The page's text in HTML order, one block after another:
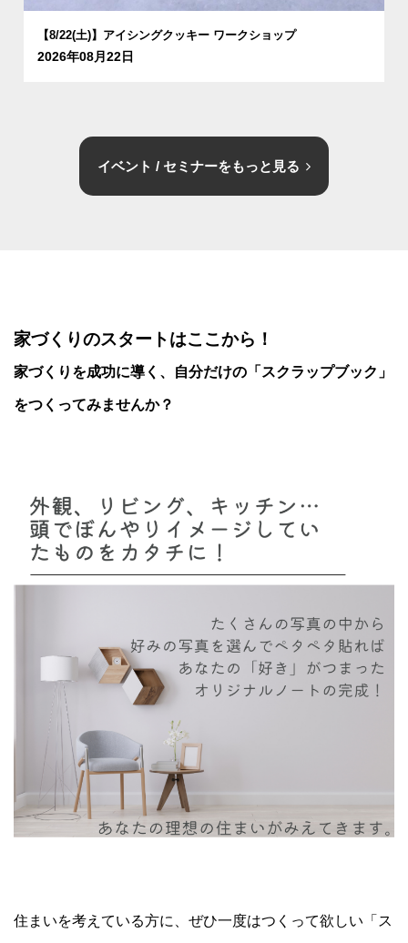
【8/22(土)】アイシングクッキー ワークショップ
2026年08月22日
イベント / セミナーをもっと見る
家づくりのスタートはここから！
家づくりを成功に導く、 自分だけの「スクラップブック」
をつくってみませんか？
住まいを考えている方に、ぜひ一度はつくって欲しい「ス